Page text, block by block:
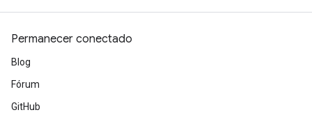
Permanecer conectado
Blog
Fórum
GitHub